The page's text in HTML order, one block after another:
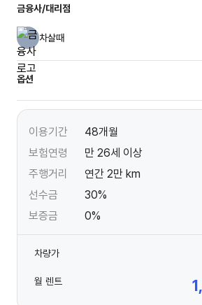
금융사/대리점
차살때
옵션
이용기간
48개월
보험연령
만 26세 이상
주행거리
연간 2만 km
선수금
30%
보증금
0%
차량가
월 렌트